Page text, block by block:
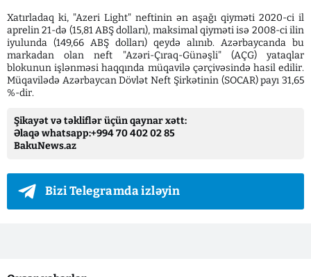
Xatırladaq ki, "Azeri Light" neftinin ən aşağı qiyməti 2020-ci il
aprelin 21-də (15,81 ABŞ dolları), maksimal qiyməti isə 2008-ci ilin
iyulunda (149,66 ABŞ dolları) qeydə alınıb. Azərbaycanda bu
markadan olan neft "Azəri-Çıraq-Günəşli" (AÇG) yataqlar
blokunun işlənməsi haqqında müqavilə çərçivəsində hasil edilir.
Müqavilədə Azərbaycan Dövlət Neft Şirkətinin (SOCAR) payı 31,65
%-dir.
Şikayət və təkliflər üçün qaynar xətt:
Əlaqə whatsapp:+994 70 402 02 85
BakuNews.az
Bizi Telegramda izləyin